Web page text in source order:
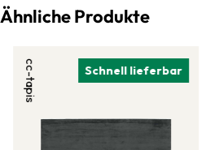
Ähnliche Produkte
Schnell lieferbar
cc-tapis